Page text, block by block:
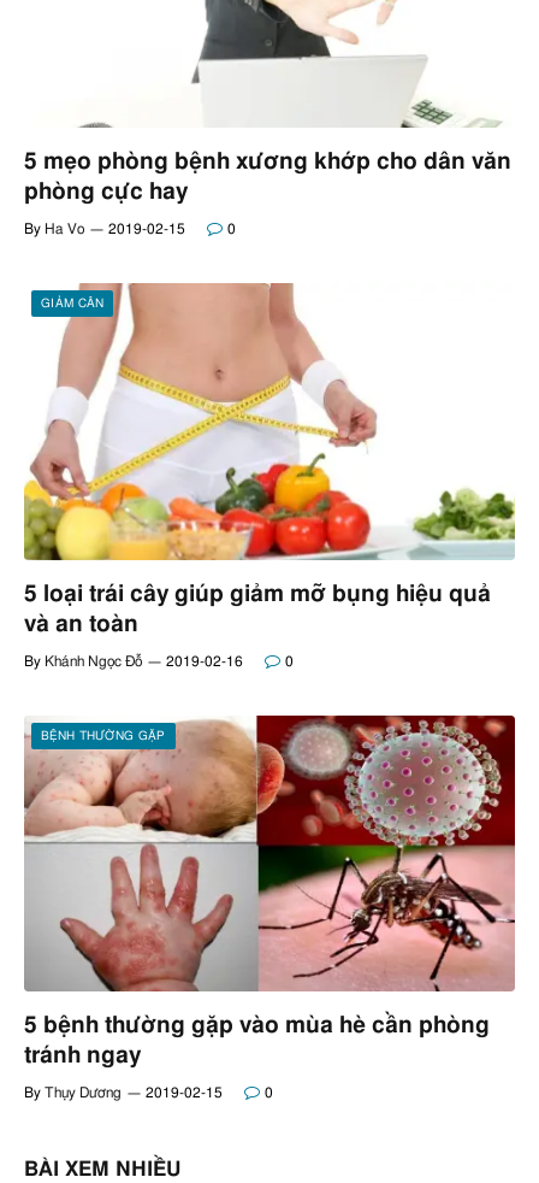
5 mẹo phòng bệnh xương khớp cho dân văn
phòng cực hay
By Ha Vo 2019-02-15 0
GIẢM CÂN
5 loại trái cây giúp giảm mỡ bụng hiệu quả
và an toàn
By Khánh Ngọc Đỗ 2019-02-16 0
BỆNH THƯỜNG GẶP
5 bệnh thường gặp vào mùa hè cần phòng
tránh ngay
By Thụy Dương 2019-02-15 0
BÀI XEM NHIỀU